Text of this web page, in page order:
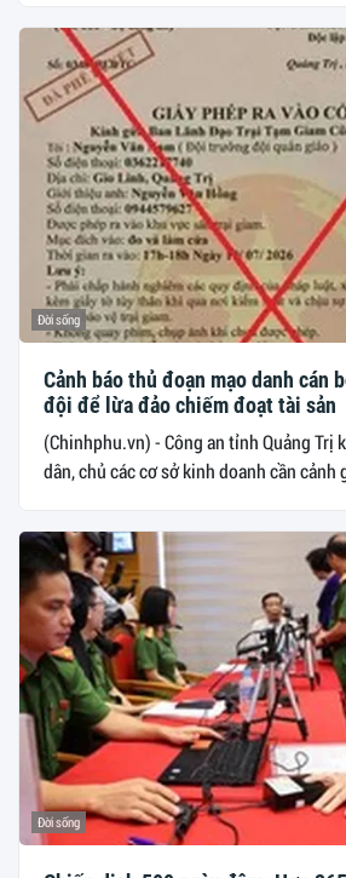
Đời sống
Cảnh báo thủ đoạn mạo danh cán
đội để lừa đảo chiếm đoạt tài sản
(Chinhphu.vn) - Công an tỉnh Quảng Trị
dân, chủ các cơ sở kinh doanh cần cảnh
Đời sống